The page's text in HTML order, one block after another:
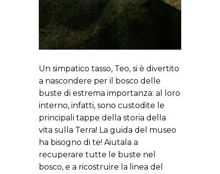
Un simpatico tasso, Teo, si è divertito
a nascondere per il bosco delle
buste di estrema importanza: al loro
interno, infatti, sono custodite le
principali tappe della storia della
vita sulla Terra! La guida del museo
ha bisogno di te! Aiutala a
recuperare tutte le buste nel
bosco, e a ricostruire la linea del